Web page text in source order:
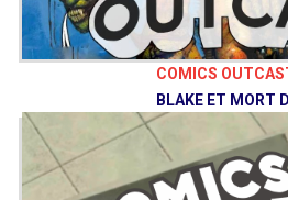
COMICS
BLAKE ET MORT